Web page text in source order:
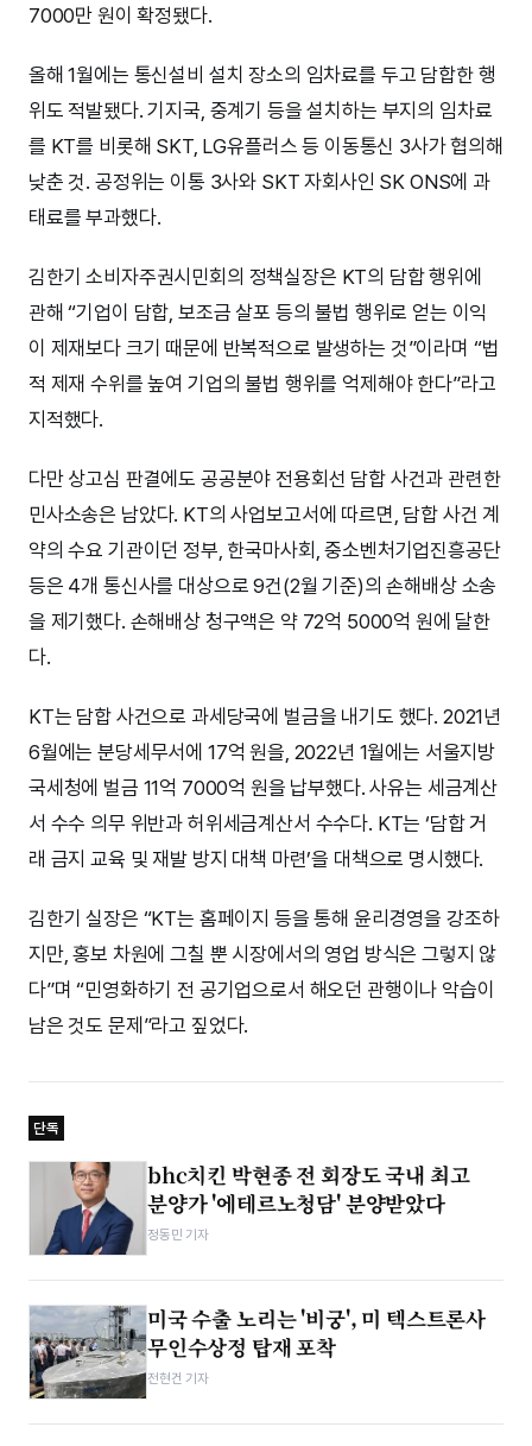
7000만 원이 확정됐다.
올해 1월에는 통신설비 설치 장소의 임차료를 두고 담합한 행
위도 적발됐다. 기지국, 중계기 등을 설치하는 부지의 임차료
를 KT를 비롯해 SKT, LG유플러스 등 이동통신 3사가 협의해
낮춘 것. 공정위는 이통 3사와 SKT 자회사인 SK ONS에 과
태료를 부과했다.
김한기 소비자주권시민회의 정책실장은 KT의 담합 행위에
관해 “기업이 담합, 보조금 살포 등의 불법 행위로 얻는 이익
이 제재보다 크기 때문에 반복적으로 발생하는 것”이라며 “법
적 제재 수위를 높여 기업의 불법 행위를 억제해야 한다”라고
지적했다.
다만 상고심 판결에도 공공분야 전용회선 담합 사건과 관련한
민사소송은 남았다. KT의 사업보고서에 따르면, 담합 사건 계
약의 수요 기관이던 정부, 한국마사회, 중소벤처기업진흥공단
등은 4개 통신사를 대상으로 9건(2월 기준)의 손해배상 소송
을 제기했다. 손해배상 청구액은 약 72억 5000억 원에 달한
다.
KT는 담합 사건으로 과세당국에 벌금을 내기도 했다. 2021년
6월에는 분당세무서에 17억 원을, 2022년 1월에는 서울지방
국세청에 벌금 11억 7000억 원을 납부했다. 사유는 세금계산
서 수수 의무 위반과 허위세금계산서 수수다. KT는 ‘담합 거
래 금지 교육 및 재발 방지 대책 마련’을 대책으로 명시했다.
김한기 실장은 “KT는 홈페이지 등을 통해 윤리경영을 강조하
지만, 홍보 차원에 그칠 뿐 시장에서의 영업 방식은 그렇지 않
다”며 “민영화하기 전 공기업으로서 해오던 관행이나 악습이
남은 것도 문제”라고 짚었다.
단독
bhc치킨 박현종 전 회장도 국내 최고
분양가 '에테르노청담' 분양받았다
정동민 기자
미국 수출 노리는 '비궁', 미 텍스트론사
무인수상정 탑재 포착
전현건 기자